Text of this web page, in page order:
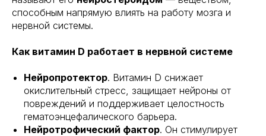
способным напрямую влиять на работу мозга и
нервной системы.
Как витамин D работает в нервной системе
Нейропротектор. Витамин D снижает
окислительный стресс, защищает нейроны от
повреждений и поддерживает целостность
гематоэнцефалического барьера.
Нейротрофический фактор. Он стимулирует